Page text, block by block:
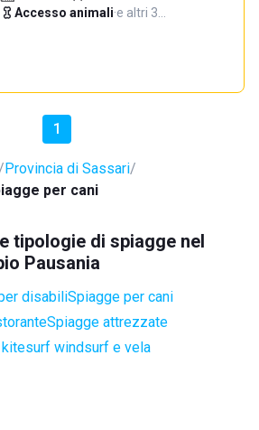
Accesso animali·e altri 3…
1
Provincia di Sassari
per cani
tipologie di spiagge nel
Pausania
disabiliSpiagge per cani
Spiagge attrezzate
windsurf e vela